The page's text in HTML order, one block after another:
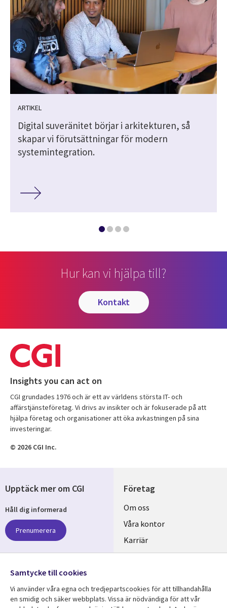
ARTIKEL
Digital suveränitet börjar i arkitekturen, så
skapar vi förutsättningar för modern
systemintegration.
Hur kan vi hjälpa till?
kontakt
Insights you can act on
CGI grundades 1976 och är ett av världens största IT- och
affärstjänsteföretag. Vi drivs av insikter och är fokuserade på att
hjälpa företag och organisationer att öka avkastningen på sina
investeringar.
© 2026 CGI Inc.
Företag
Useful
links
SWEDEN
Om oss
Våra kontor
Karriär
Hållbarhet
Upptäck mer om CGI
Håll dig informerad
Prenumerera
Följ oss
Social
Samtycke till cookies
Vi använder våra egna och tredjepartscookies för att tillhandahålla
en smidig och säker webbplats. Vissa är nödvändiga för att vår